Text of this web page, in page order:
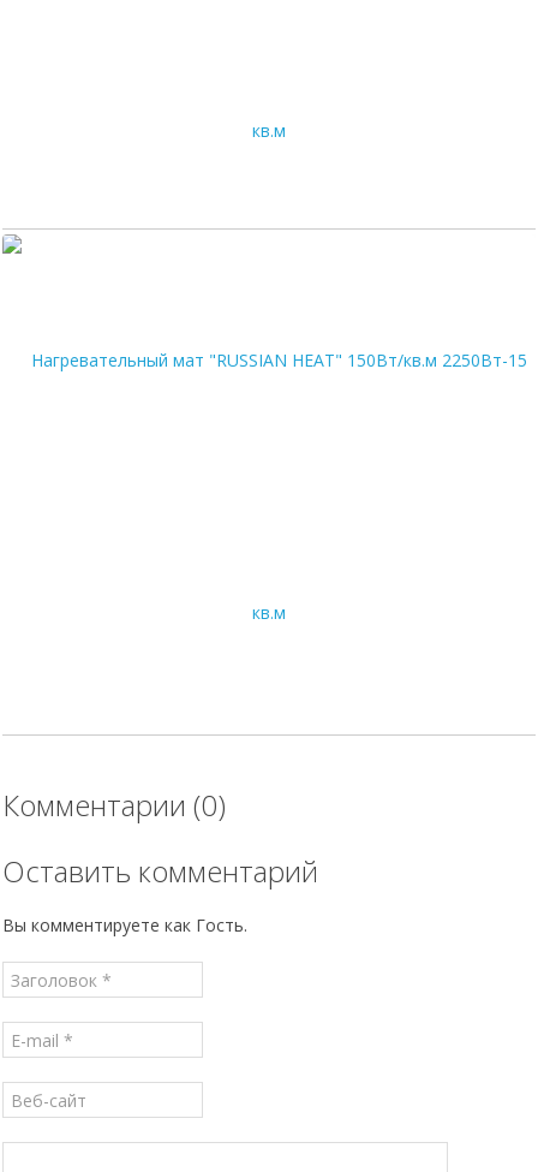
В корзину
Комментарии (0)
Оставить комментарий
Вы комментируете как Гость.